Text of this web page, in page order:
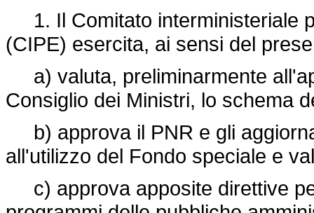
1. Il Comitato interministeriale
(CIPE) esercita, ai sensi del
a) valuta, preliminarmente
Consiglio dei Ministri, lo schema
b) approva il PNR e gli
all'utilizzo del Fondo speciale e
c) approva apposite direttive